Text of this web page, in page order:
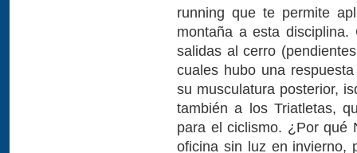
running que te permite
montaña a esta
salidas al cerro
cuales hubo una
su musculatura posterior,
también a los Triatletas,
para el ciclismo. ¿Por qué
oficina sin luz en invierno,